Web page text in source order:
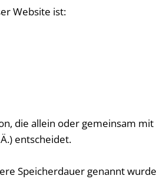
Website ist:
die allein oder gemeinsam
entscheidet.
Speicherdauer genannt